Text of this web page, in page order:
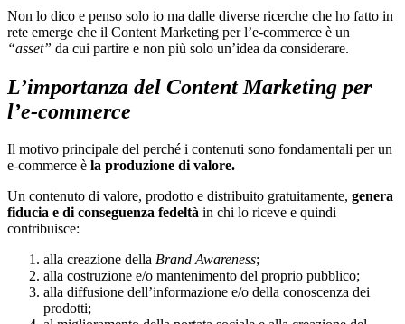
Non lo dico e penso solo io ma dalle diverse ricerche che ho fatto in
rete emerge che il Content Marketing per l’e-commerce è un
“asset” da cui partire e non più solo un’idea da considerare.
L’importanza del Content Marketing per
l’e-commerce
Il motivo principale del perché i contenuti sono fondamentali per un
e-commerce è la produzione di valore.
Un contenuto di valore, prodotto e distribuito gratuitamente, genera
fiducia e di conseguenza fedeltà in chi lo riceve e quindi
contribuisce:
alla creazione della Brand Awareness;
alla costruzione e/o mantenimento del proprio pubblico;
alla diffusione dell’informazione e/o della conoscenza dei
prodotti;